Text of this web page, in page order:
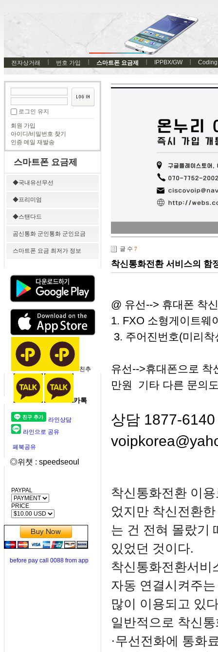
전자상거래 번호 가입 스마트폰 요금제 IPPBX/GW Coding
로그인 유지
회원 가입
아이디/비밀번호 찾기
인증 메일 재발송
스마트폰 요금제
◆국내유선무선
◆프리미엄
◆스탠다드
곰신통화 군인통화 군인요금
스마트폰 요금 최저가 정보
친추
카톡
라인상담
라인으로 공유
페북공유
◎위챗 : speedseoul
PAYPAL
PRICE
before pay call 0088 from app
글 수 7
착신통화전환 서비스의 함
@ 유선--> 휴대폰 착
1. FXO 소형게이트
3. 주어진번호(미리
유선-->휴대폰으로 착
만원 기타 다른 문의
상담 1877-
착신통화전환 이
었지만 착신전환
는 건 전혀 몰랐기
있었던 것이다.
착신통화전환서비
자동 연결시켜주
많이 이용되고 있
일반적으로 착신
·무선전화에 통화